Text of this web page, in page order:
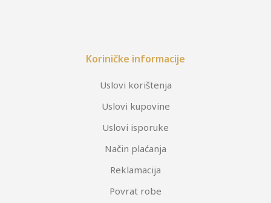
Koriničke informacije
Uslovi korištenja
Uslovi kupovine
Uslovi isporuke
Način plaćanja
Reklamacija
Povrat robe